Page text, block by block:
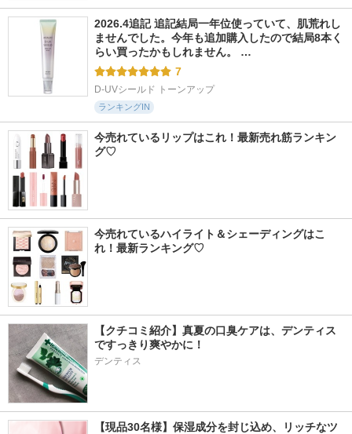
2026.4追記 追記結局一年位使っていて、肌荒れし
ませんでした。今年も追加購入したので結局8本く
らい買ったかもしれません。 …
7
D-UVシールド トーンアップ
ランキングIN
今売れているリップはこれ！最新売れ筋ランキン
グ♡
今売れているハイライト＆シェーディングはこ
れ！最新ランキング♡
【クチコミ紹介】真夏の口臭ケアは、デンティス
ですっきり爽やかに！
デンティス
【現品30名様】保湿成分を封じ込め、リッチなツ